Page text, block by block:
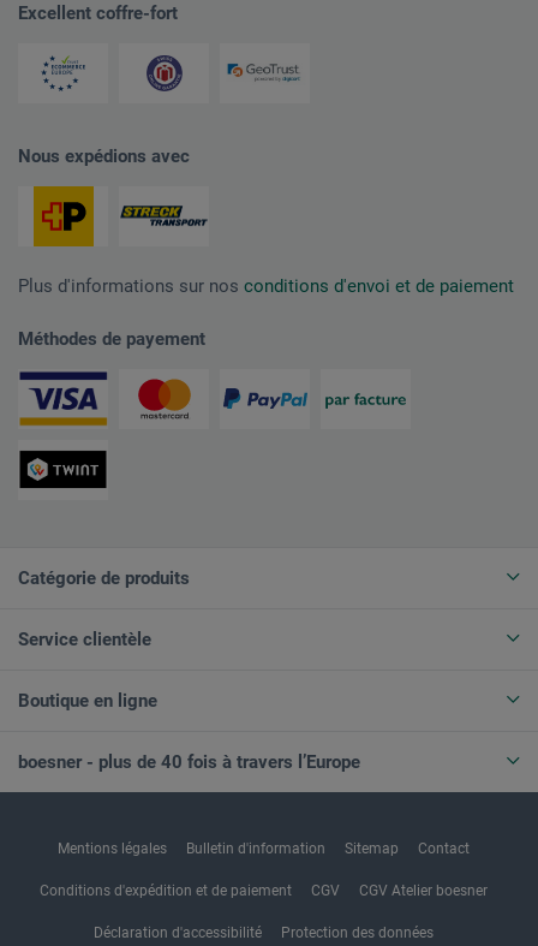
Excellent coffre-fort
Nous expédions avec
Plus d'informations sur nos conditions d'envoi et de paiement
Méthodes de payement
Catégorie de produits
Service clientèle
Boutique en ligne
boesner - plus de 40 fois à travers l’Europe
Mentions légales Bulletin d'information Sitemap Contact
Conditions d'expédition et de paiement CGV CGV Atelier boesner
Déclaration d'accessibilité Protection des données